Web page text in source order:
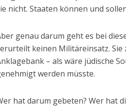
nicht. Staaten können und
genau darum geht es bei
keinen Militäreinsatz. Sie
– als wäre jüdische
werden müsste.
hat darum gebeten? Wer hat